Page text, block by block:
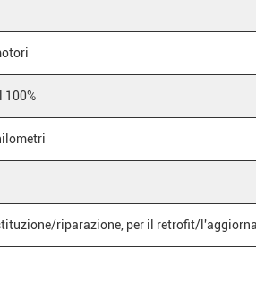
100%
riparazione, per il retrofit/